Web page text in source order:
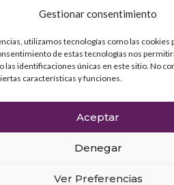
Gestionar consentimiento
utilizamos tecnologías como las cookies
de estas tecnologías nos
las identificaciones únicas en este sitio. No
características y funciones.
Aceptar
Denegar
Ver Preferencias